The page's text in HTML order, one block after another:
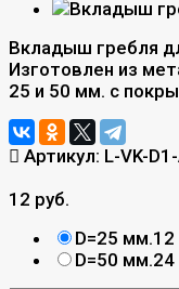
Вкладыш гребля
Изготовлен из
25 и 50 мм. с
Артикул: L-VK-
12 руб.
D=25 мм.12
D=50 мм.24